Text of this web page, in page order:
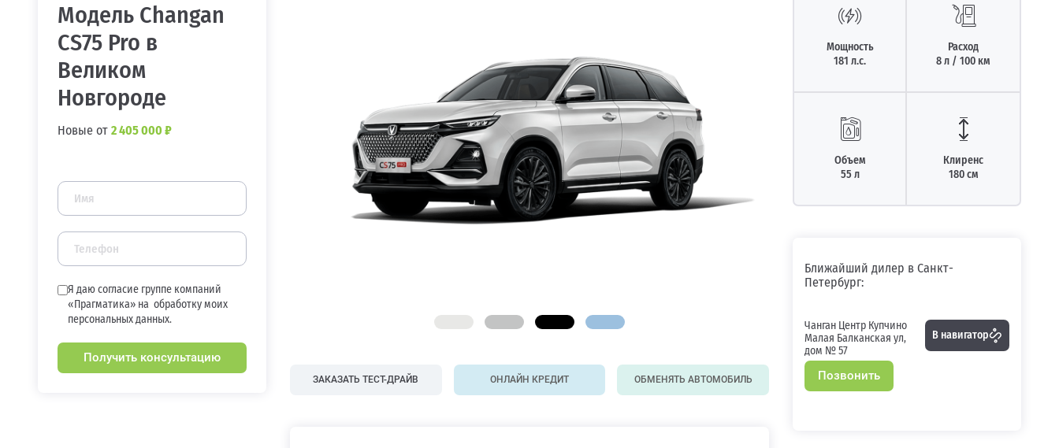
ЗАКАЗАТЬ ТЕСТ-ДРАЙВ ОНЛАЙН КРЕДИТ ОБМЕНЯТЬ АВТОМОБИЛЬ
Модель Changan
CS75 Pro в
Великом
Новгороде
Новые от 2 405 000 ₽
Я даю согласие группе компаний
«Прагматика» на обработку моих
персональных данных.
Получить консультацию
Мощность
181 л.с.
Расход
8 л / 100 км
Объем
55 л
Клиренс
180 см
Ближайший дилер в Санкт-
Петербург:
Чанган Центр Купчино
Малая Балканская ул,
дом № 57
Позвонить
В навигатор